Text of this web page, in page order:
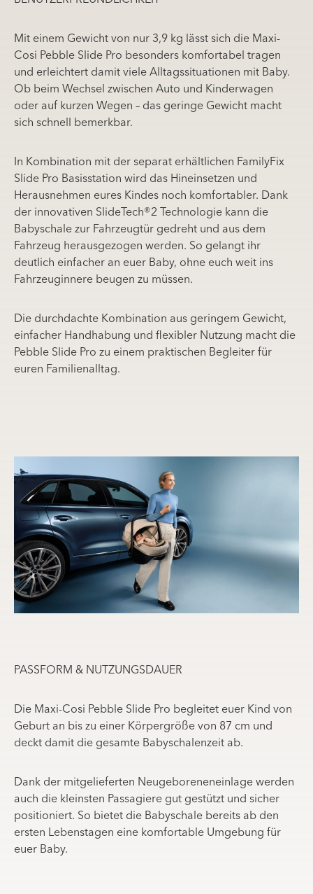
Mit einem Gewicht von nur 3,9 kg lässt sich die Maxi-
Cosi Pebble Slide Pro besonders komfortabel tragen
und erleichtert damit viele Alltagssituationen mit Baby.
Ob beim Wechsel zwischen Auto und Kinderwagen
oder auf kurzen Wegen – das geringe Gewicht macht
sich schnell bemerkbar.
In Kombination mit der separat erhältlichen FamilyFix
Slide Pro Basisstation wird das Hineinsetzen und
Herausnehmen eures Kindes noch komfortabler. Dank
der innovativen SlideTech®2 Technologie kann die
Babyschale zur Fahrzeugtür gedreht und aus dem
Fahrzeug herausgezogen werden. So gelangt ihr
deutlich einfacher an euer Baby, ohne euch weit ins
Fahrzeuginnere beugen zu müssen.
Die durchdachte Kombination aus geringem Gewicht,
einfacher Handhabung und flexibler Nutzung macht die
Pebble Slide Pro zu einem praktischen Begleiter für
euren Familienalltag.
PASSFORM & NUTZUNGSDAUER
Die Maxi-Cosi Pebble Slide Pro begleitet euer Kind von
Geburt an bis zu einer Körpergröße von 87 cm und
deckt damit die gesamte Babyschalenzeit ab.
Dank der mitgelieferten Neugeboreneneinlage werden
auch die kleinsten Passagiere gut gestützt und sicher
positioniert. So bietet die Babyschale bereits ab den
ersten Lebenstagen eine komfortable Umgebung für
euer Baby.